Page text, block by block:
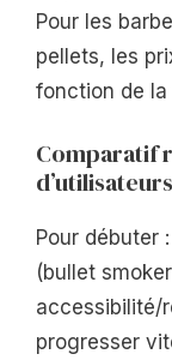
Pour les
pellets, les
fonction de la
Comparatif
d’utilisateurs
Pour débuter
(bullet
accessibilité/
progresser